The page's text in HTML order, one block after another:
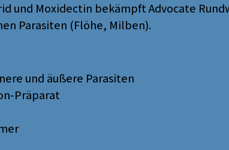
und Moxidectin bekämpft Advocate
Parasiten (Flöhe, Milben).
und äußere Parasiten
Präparat